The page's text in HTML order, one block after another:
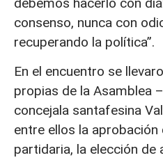
consenso, nunca con
recuperando la política”.
En el encuentro se
propias de la Asamblea
concejala santafesina
entre ellos la
partidaria, la elección de